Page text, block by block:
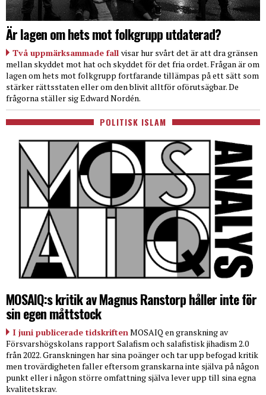
Är lagen om hets mot folkgrupp utdaterad?
Två uppmärksammade fall visar hur svårt det är att dra gränsen
mellan skyddet mot hat och skyddet för det fria ordet. Frågan är om
lagen om hets mot folkgrupp fortfarande tillämpas på ett sätt som
stärker rättsstaten eller om den blivit alltför oförutsägbar. De
frågorna ställer sig Edward Nordén.
POLITISK ISLAM
MOSAIQ:s kritik av Magnus Ranstorp håller inte för
sin egen måttstock
I juni publicerade tidskriften MOSAIQ en granskning av
Försvarshögskolans rapport Salafism och salafistisk jihadism 2.0
från 2022. Granskningen har sina poänger och tar upp befogad kritik
men trovärdigheten faller eftersom granskarna inte själva på någon
punkt eller i någon större omfattning själva lever upp till sina egna
kvalitetskrav.